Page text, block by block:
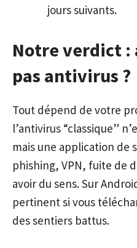
jours suivants.
Notre verdict
pas antivirus ?
Tout dépend de votre
l’antivirus “classique”
mais une application de
phishing, VPN, fuite de
avoir du sens. Sur
pertinent si vous
des sentiers battus.